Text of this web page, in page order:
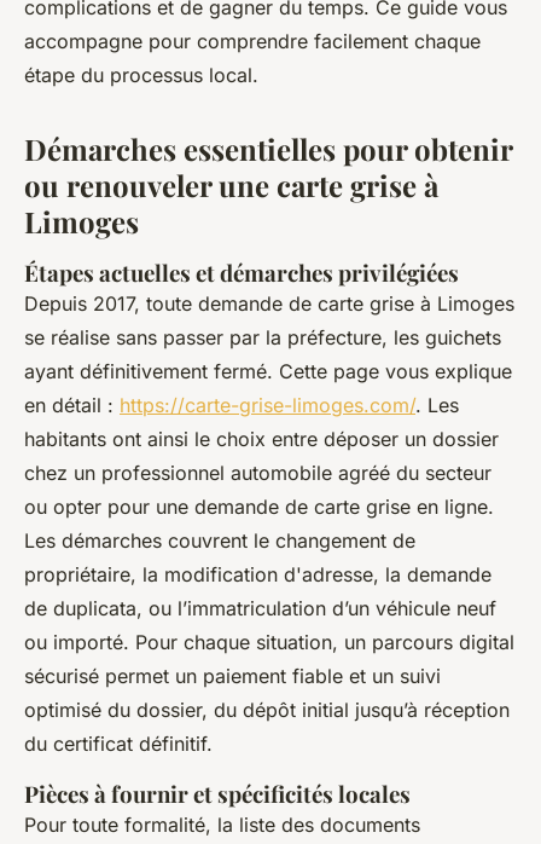
complications et de gagner du temps. Ce guide vous
accompagne pour comprendre facilement chaque
étape du processus local.
Démarches essentielles pour obtenir
ou renouveler une carte grise à
Limoges
Étapes actuelles et démarches privilégiées
Depuis 2017, toute demande de carte grise à Limoges
se réalise sans passer par la préfecture, les guichets
ayant définitivement fermé. Cette page vous explique
en détail : https://carte-grise-limoges.com/. Les
habitants ont ainsi le choix entre déposer un dossier
chez un professionnel automobile agréé du secteur
ou opter pour une demande de carte grise en ligne.
Les démarches couvrent le changement de
propriétaire, la modification d'adresse, la demande
de duplicata, ou l’immatriculation d’un véhicule neuf
ou importé. Pour chaque situation, un parcours digital
sécurisé permet un paiement fiable et un suivi
optimisé du dossier, du dépôt initial jusqu’à réception
du certificat définitif.
Pièces à fournir et spécificités locales
Pour toute formalité, la liste des documents